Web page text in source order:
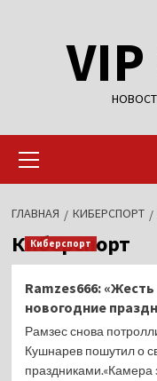
содержимому
меню
ГЛАВНАЯ КИБЕРСПОРТ
Киберспорт
Киберспорт
Ramzes666:
новогодние
Рамзес снова
Кушнарев пошутил о
праздниками.«Камера